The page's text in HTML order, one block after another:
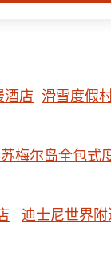
酒店 滑雪度假
梅尔岛全包式
迪士尼世界